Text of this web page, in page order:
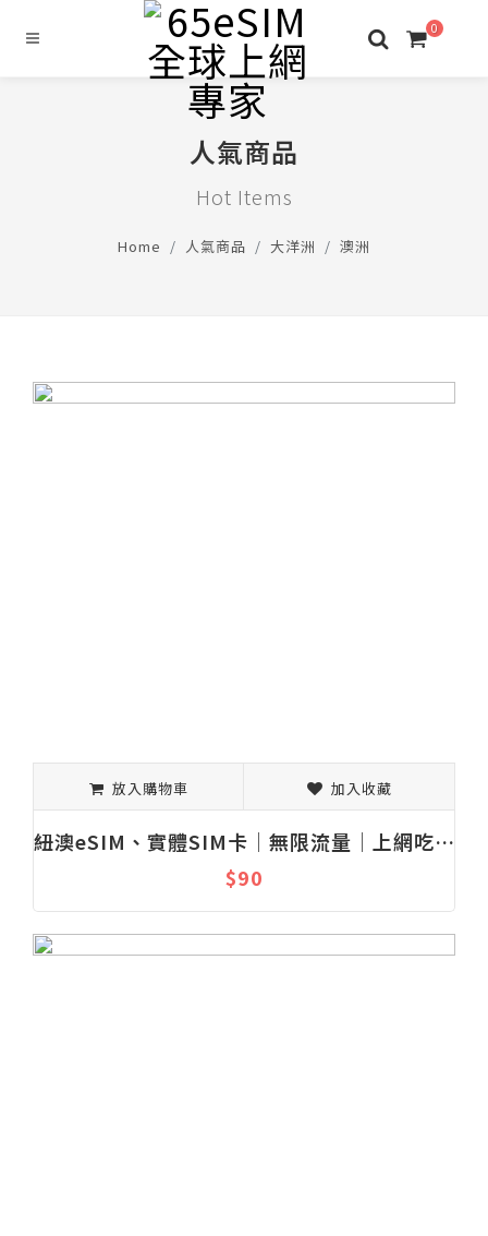
0
人氣商品
Hot Items
Home 人氣商品 大洋洲 澳洲
放入購物車 加入收藏
紐澳eSIM、實體SIM卡│無限流量│上網吃到飽│固定流量│1-30天
$90